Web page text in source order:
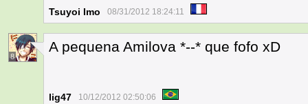
Tsuyoi Imo 08/31/2012 18:24:11
8
A pequena Amilova *--* que fofo xD
lig47 10/12/2012 02:50:06